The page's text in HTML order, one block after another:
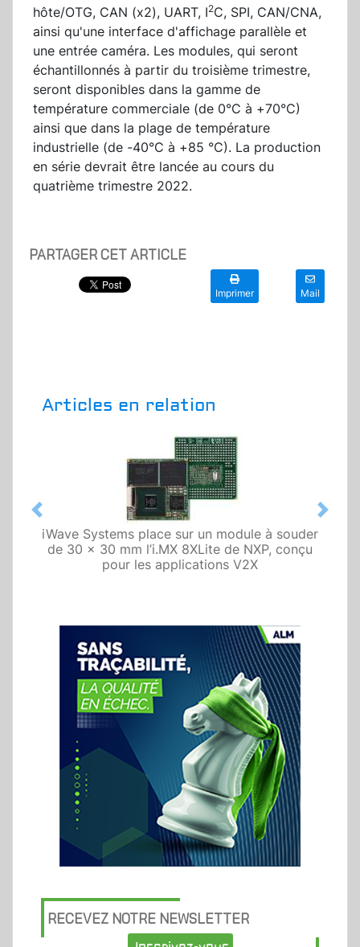
hôte/OTG, CAN (x2), UART, I2C, SPI, CAN/CNA,
ainsi qu'une interface d'affichage parallèle et
une entrée caméra. Les modules, qui seront
échantillonnés à partir du troisième trimestre,
seront disponibles dans la gamme de
température commerciale (de 0°C à +70°C)
ainsi que dans la plage de température
industrielle (de -40°C à +85 °C). La production
en série devrait être lancée au cours du
quatrième trimestre 2022.
PARTAGER CET ARTICLE
Imprimer Mail
Articles en relation
iWave Systems place sur un module à souder
de 30 x 30 mm l’i.MX 8XLite de NXP, conçu
pour les applications V2X
Previous Next
RECEVEZ NOTRE NEWSLETTER